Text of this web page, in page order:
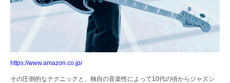
https://www.amazon.co.jp/
その圧倒的なテクニックと、独自の音楽性によって10代の頃からジャズシ